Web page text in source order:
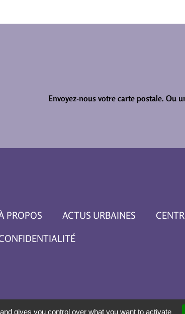
Envoyez-nous votre carte postale. Ou
PROPOS ACTUS URBAINES
gives you control over what you want to activate